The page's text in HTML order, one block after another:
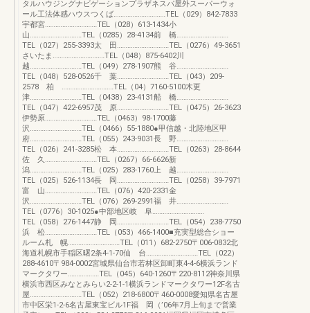
タルハウジングナビゲーションプラザネスパ屋外スーパーウォ
ール工法体感ハウスつくば‥‥‥‥‥‥‥‥‥‥‥‥‥‥‥TEL（029）842-7833
宇都宮‥‥‥‥‥‥‥‥‥‥‥‥‥‥‥TEL（028）613-1434小
山‥‥‥‥‥‥‥‥‥‥‥‥‥‥‥TEL（0285）28-4134前 橋‥‥‥‥‥‥‥‥‥‥‥‥‥‥‥
TEL（027）255-3393太 田‥‥‥‥‥‥‥‥‥‥‥‥‥‥‥TEL（0276）49-3651
さいたま‥‥‥‥‥‥‥‥‥‥‥‥‥‥‥TEL（048）875-6402川
越‥‥‥‥‥‥‥‥‥‥‥‥‥‥‥TEL（049）278-1907熊 谷‥‥‥‥‥‥‥‥‥‥‥‥‥‥‥
TEL（048）528-0526千 葉‥‥‥‥‥‥‥‥‥‥‥‥‥‥‥TEL（043）209-
2578 柏 ‥‥‥‥‥‥‥‥‥‥‥‥‥‥‥TEL（04）7160-5100木更
津‥‥‥‥‥‥‥‥‥‥‥‥‥‥‥TEL（0438）23-4131船 橋‥‥‥‥‥‥‥‥‥‥‥‥‥‥‥
TEL（047）422-6957茂 原‥‥‥‥‥‥‥‥‥‥‥‥‥‥‥TEL（0475）26-3623
伊勢原‥‥‥‥‥‥‥‥‥‥‥‥‥‥‥TEL（0463）98-1700藤
沢‥‥‥‥‥‥‥‥‥‥‥‥‥‥‥TEL（0466）55-1880●甲信越・北陸地区甲
府‥‥‥‥‥‥‥‥‥‥‥‥‥‥‥TEL（055）243-9031長 野‥‥‥‥‥‥‥‥‥‥‥‥‥‥‥
TEL（026）241-3285松 本‥‥‥‥‥‥‥‥‥‥‥‥‥‥‥TEL（0263）28-8644
佐 久‥‥‥‥‥‥‥‥‥‥‥‥‥‥‥TEL（0267）66-6626新
潟‥‥‥‥‥‥‥‥‥‥‥‥‥‥‥TEL（025）283-1760上 越‥‥‥‥‥‥‥‥‥‥‥‥‥‥‥
TEL（025）526-1134長 岡‥‥‥‥‥‥‥‥‥‥‥‥‥‥‥TEL（0258）39-7971
富 山‥‥‥‥‥‥‥‥‥‥‥‥‥‥‥TEL（076）420-2331金
沢‥‥‥‥‥‥‥‥‥‥‥‥‥‥‥TEL（076）269-2991福 井‥‥‥‥‥‥‥‥‥‥‥‥‥‥‥
TEL（0776）30-1025●中部地区岐 阜‥‥‥‥‥‥‥‥‥‥‥‥‥‥‥
TEL（058）276-1447静 岡‥‥‥‥‥‥‥‥‥‥‥‥‥‥‥TEL（054）238-7750
浜 松‥‥‥‥‥‥‥‥‥‥‥‥‥‥‥TEL（053）466-1400■充実型総合ショー
ルーム札 幌‥‥‥‥‥‥‥‥‥‥‥‥‥‥‥TEL（011）682-2750〒006-0832北
海道札幌市手稲区曙2条4-1-70仙 台‥‥‥‥‥‥‥‥‥‥‥‥‥‥‥TEL（022）
288-4610〒984-0002宮城県仙台市若林区卸町東4-4-6横浜ランド
マークタワー‥‥‥‥‥‥‥‥‥TEL（045）640-1260〒220-8112神奈川県
横浜市西区みなとみらい2-2-1-1横浜ランドマークタワー12F名古
屋‥‥‥‥‥‥‥‥‥‥‥‥‥‥‥TEL（052）218-6800〒460-0008愛知県名古屋
市中区栄1-2-6名古屋東宝ビル1F福 岡（’06年7月上旬まで営業